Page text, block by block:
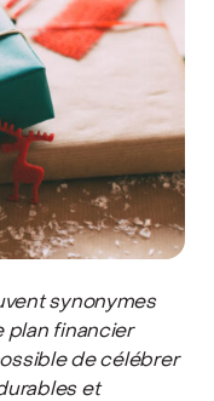
synonymes
plan financier
de célébrer
et